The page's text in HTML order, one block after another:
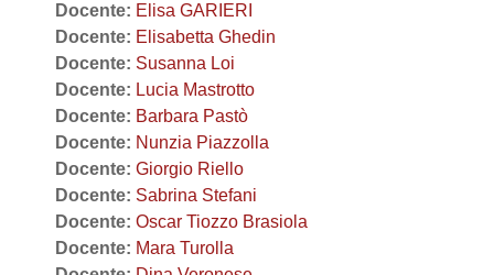
Docente: Elisa GARIERI
Docente: Elisabetta Ghedin
Docente: Susanna Loi
Docente: Lucia Mastrotto
Docente: Barbara Pastò
Docente: Nunzia Piazzolla
Docente: Giorgio Riello
Docente: Sabrina Stefani
Docente: Oscar Tiozzo Brasiola
Docente: Mara Turolla